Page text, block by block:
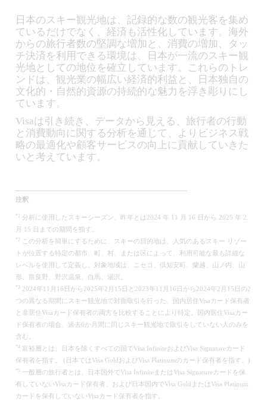
日本のスキー観光地は、記録的な数の観光客を集め
ているだけでなく、経済も活性化しています。海外
からの旅行者数の堅調な増加と、消費の増加、タッ
チ決済を利用できる環境は、日本が一流のスキー観
光地としての地位を確立しています。これらのトレ
ンドは、観光業の幅広い経済的利益と、日本独自の
文化的・自然的資源の持続的な魅力を浮き彫りにし
ています。
Visaは引き続き、データから見える、旅行者の行動
と消費動向に関する分析を通じて、よりビジネス戦
略の最適化や顧客サービスの向上に貢献していきた
いと考えています。
注釈
*1
分析に使用したスキーシーズン、昨年とは2024 年 11 月 16 日から 2025 年 2
月 15 日までの期間を指す。
*2
この分析を簡単にするために、スキーの目的地は、人気のあるスキー リゾー
トが位置する特定の都市、町、村、または区によって、利用可能な最も詳細な
レベルを使用して定義し、対象地域は、ニセコ、倶知安町、蘭越、山ノ内、山
形、富良野、野沢温泉、白馬、湯沢。
*3 2024年11月16日から2025年2月15日と2023年11月16日から2024年2月15日の2
つの異なる期間にスキー観光地で対面取引を行った、国内居住Visaカード保有者
と非居住Visaカード保有者の両方を比較することにより特定。国内居住Visaカー
ド保有者の場合、過去6か月間に同じスキー観光地で取引をしていない人のみを
含む。
*4 富裕層とは、日本を除くすべての国でVisa InfiniteおよびVisa Signatureカード
保有者を指す。 (日本ではVisa GoldおよびVisa Platinumのカード保有者を指す。)
*5 一般層の旅行者とは、日本国外でVisa InfiniteまたはVisa Signatureカードを保
有していないVisaカード保有者、および日本国内でVisa GoldまたはVisa Platinum
カードを保有していないVisaカード保有者を指す。